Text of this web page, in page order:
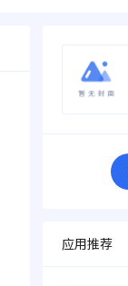
应用推荐